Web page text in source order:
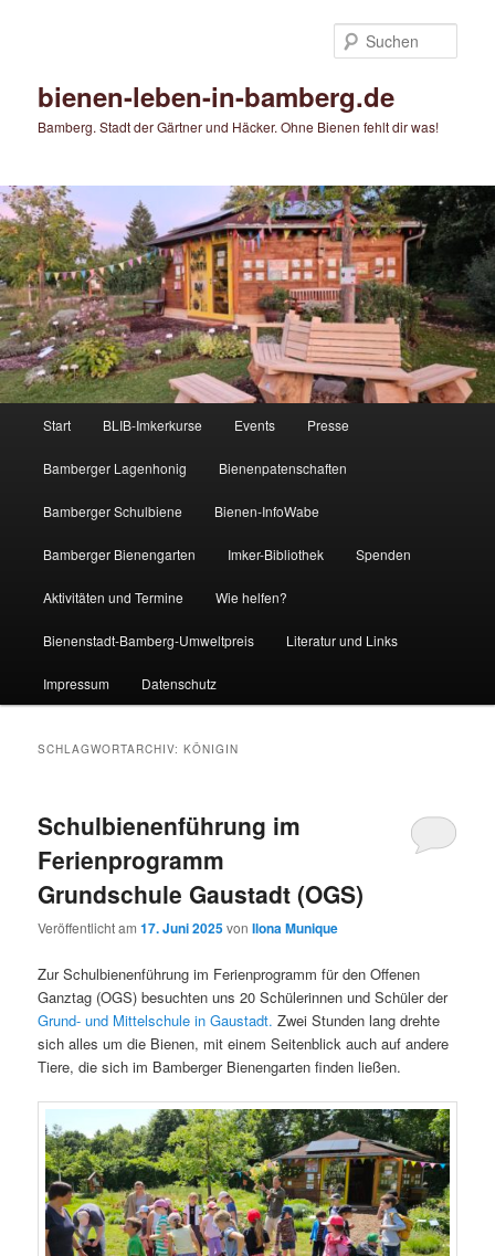
bienen-leben-in-bamberg.de
Bamberg. Stadt der Gärtner und Häcker. Ohne Bienen fehlt dir was!
Start BLIB-Imkerkurse Events Presse
Bamberger Lagenhonig Bienenpatenschaften
Bamberger Schulbiene Bienen-InfoWabe
Bamberger Bienengarten Imker-Bibliothek Spenden
Aktivitäten und Termine Wie helfen?
Bienenstadt-Bamberg-Umweltpreis Literatur und Links
Impressum Datenschutz
SCHLAGWORTARCHIV:KÖNIGIN
Schulbienenführung im
Ferienprogramm
Grundschule Gaustadt (OGS)
Veröffentlicht am17. Juni 2025vonIlona Munique
Zur Schulbienenführung im Ferienprogramm für den Offenen
Ganztag (OGS) besuchten uns 20 Schülerinnen und Schüler der
Grund- und Mittelschule in Gaustadt. Zwei Stunden lang drehte
sich alles um die Bienen, mit einem Seitenblick auch auf andere
Tiere, die sich im Bamberger Bienengarten finden ließen.